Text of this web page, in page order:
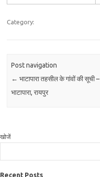
Category:
Post navigation
← भाटापारा तहसील के गांवों की सूची –
भाटापारा, रायपुर
खोजें
Recent Posts